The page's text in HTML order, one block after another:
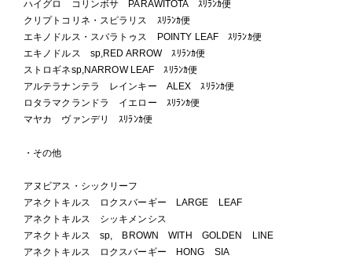
ハイグロ コリンボサ PARAWITOTA ｽﾘﾗﾝｶ便
クリプトコリネ・スピラリス ｽﾘﾗﾝｶ便
エキノドルス・スバラトゥス POINTY LEAF ｽﾘﾗﾝｶ便
エキノドルス sp,RED ARROW ｽﾘﾗﾝｶ便
ストロギネsp,NARROW LEAF ｽﾘﾗﾝｶ便
アルテラナンテラ レインキー ALEX ｽﾘﾗﾝｶ便
ロタラマクランドラ イエロー ｽﾘﾗﾝｶ便
マヤカ ヴァンデリ ｽﾘﾗﾝｶ便
・その他
アヌビアス・シックリーフ
アネクトキルス ロクスバーギー LARGE LEAF
アネクトキルス シッキメンシス
アネクトキルス sp, BROWN WITH GOLDEN LINE
アネクトキルス ロクスバーギー HONG SIA